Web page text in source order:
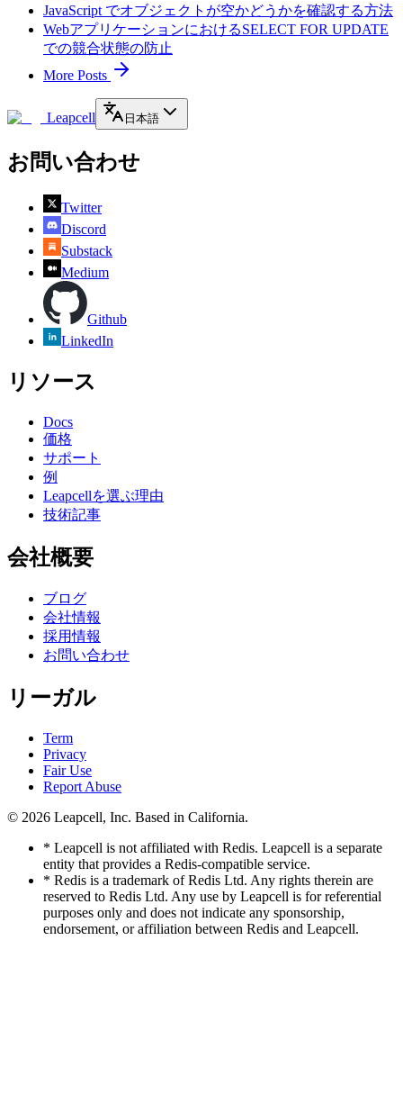
JavaScript でオブジェクトが空かどうかを確認する方法
WebアプリケーションにおけるSELECT FOR UPDATE
での競合状態の防止
More Posts
Leapcell 日本語
お問い合わせ
Twitter
Discord
Substack
Medium
Github
LinkedIn
リソース
Docs
価格
サポート
例
Leapcellを選ぶ理由
技術記事
会社概要
ブログ
会社情報
採用情報
お問い合わせ
リーガル
Term
Privacy
Fair Use
Report Abuse
© 2026 Leapcell, Inc. Based in California.
* Leapcell is not affiliated with Redis. Leapcell is a separate
entity that provides a Redis-compatible service.
* Redis is a trademark of Redis Ltd. Any rights therein are
reserved to Redis Ltd. Any use by Leapcell is for referential
purposes only and does not indicate any sponsorship,
endorsement, or affiliation between Redis and Leapcell.